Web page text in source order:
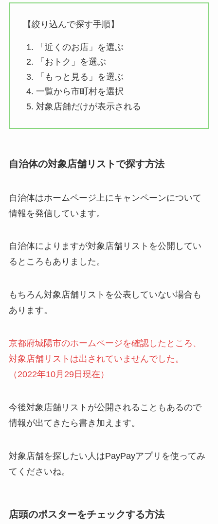
【絞り込んで探す手順】
「近くのお店」を選ぶ
「おトク」を選ぶ
「もっと見る」を選ぶ
一覧から市町村を選択
対象店舗だけが表示される
自治体の対象店舗リストで探す方法
自治体はホームページ上にキャンペーンについて
情報を発信しています。
自治体によりますが対象店舗リストを公開してい
るところもありました。
もちろん対象店舗リストを公表していない場合も
あります。
京都府城陽市のホームページを確認したところ、
対象店舗リストは出されていませんでした。
（2022年10月29日現在）
今後対象店舗リストが公開されることもあるので
情報が出てきたら書き加えます。
対象店舗を探したい人はPayPayアプリを使ってみ
てくださいね。
店頭のポスターをチェックする方法